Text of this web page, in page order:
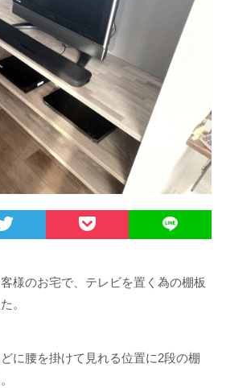
様のお宅で、テレビを置く為の棚板
。
に腰を掛けて見れる位置に2段の棚